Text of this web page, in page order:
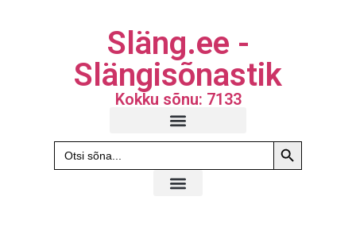
Släng.ee -
Slängisõnastik
Kokku sõnu: 7133
Search
for:
Search